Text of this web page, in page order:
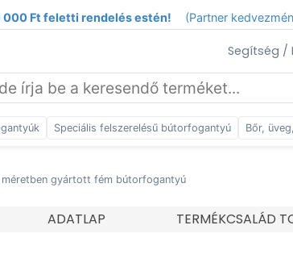
000 Ft feletti rendelés estén! (Partner
Segítség /
Speciális felszerelésű bútorfogantyú Bőr,
méretben gyártott fém bútorfogantyú
ADATLAP TERMÉKCSALÁD